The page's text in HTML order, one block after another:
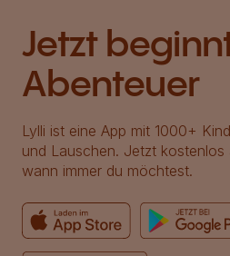
Jetzt
Abenteuer
Lylli ist eine App mit 1000+
und Lauschen. Jetzt kostenlos
wann immer du möchtest.